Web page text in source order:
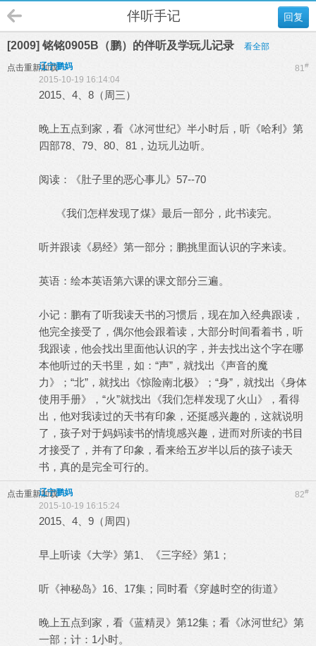
回复
伴听手记
[2009] 铭铭0905B（鹏）的伴听及学玩儿记录 看全部
点击重新加载 81#
辽宁鹏妈
2015-10-19 16:14:04
2015、4、8（周三）
晚上五点到家，看《冰河世纪》半小时后，听《哈利》第
四部78、79、80、81，边玩儿边听。
阅读：《肚子里的恶心事儿》57--70
《我们怎样发现了煤》最后一部分，此书读完。
听并跟读《易经》第一部分；鹏挑里面认识的字来读。
英语：绘本英语第六课的课文部分三遍。
小记：鹏有了听我读天书的习惯后，现在加入经典跟读，
他完全接受了，偶尔他会跟着读，大部分时间看着书，听
我跟读，他会找出里面他认识的字，并去找出这个字在哪
本他听过的天书里，如：“声”，就找出《声音的魔
力》；“北”，就找出《惊险南北极》；“身”，就找出《身体
使用手册》，“火”就找出《我们怎样发现了火山》，看得
出，他对我读过的天书有印象，还挺感兴趣的，这就说明
了，孩子对于妈妈读书的情境感兴趣，进而对所读的书目
才接受了，并有了印象，看来给五岁半以后的孩子读天
书，真的是完全可行的。
点击重新加载 82#
辽宁鹏妈
2015-10-19 16:15:24
2015、4、9（周四）
早上听读《大学》第1、《三字经》第1；
听《神秘岛》16、17集；同时看《穿越时空的街道》
晚上五点到家，看《蓝精灵》第12集；看《冰河世纪》第
一部；计：1小时。